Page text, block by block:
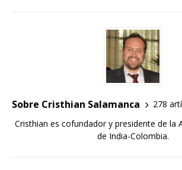
Sobre Cristhian Salamanca
278
Cristhian es cofundador y presidente de la
de India-Colombia.